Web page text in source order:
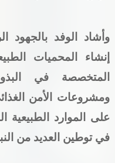
وأشاد الوفد بالجهود
إنشاء المحميات
المتخصصة في
ومشروعات الأمن
على الموارد الطبيعية
في توطين العديد من